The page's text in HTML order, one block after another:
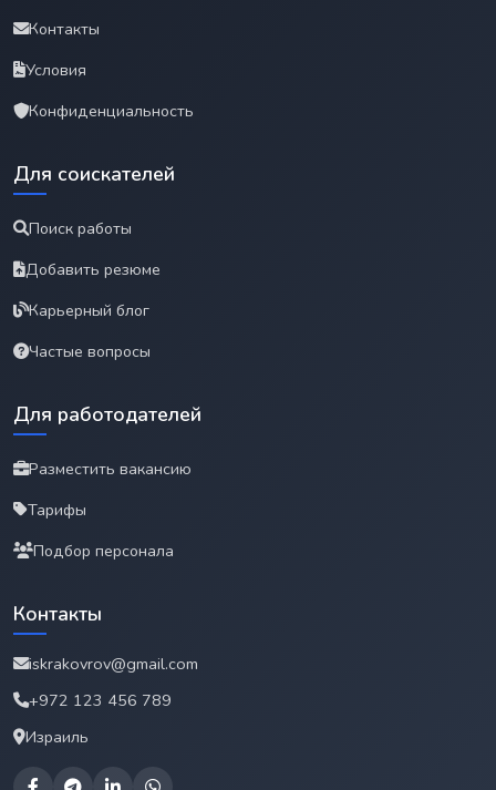
Контакты
Условия
Конфиденциальность
Для соискателей
Поиск работы
Добавить резюме
Карьерный блог
Частые вопросы
Для работодателей
Разместить вакансию
Тарифы
Подбор персонала
Контакты
iskrakovrov@gmail.com
+972 123 456 789
Израиль